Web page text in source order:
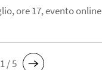
ore 17, evento online
1 / 5